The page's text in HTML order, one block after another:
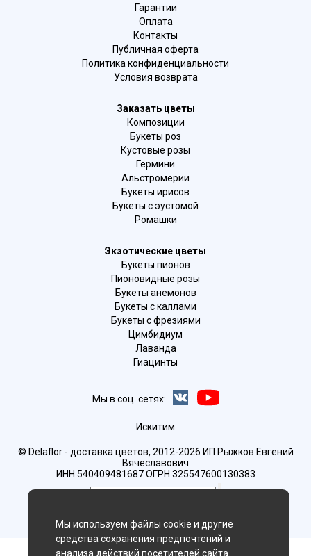
Гарантии
Оплата
Контакты
Публичная оферта
Политика конфиденциальности
Условия возврата
Заказать цветы
Композиции
Букеты роз
Кустовые розы
Гермини
Альстромерии
Букеты ирисов
Букеты с эустомой
Ромашки
Экзотические цветы
Букеты пионов
Пионовидные розы
Букеты анемонов
Букеты с каллами
Букеты с фрезиями
Цимбидиум
Лаванда
Гиацинты
Мы в соц. сетях:
Искитим
© Delaflor - доставка цветов, 2012-2026 ИП Рыжков Евгений
Вячеславович
ИНН 540409481687 ОГРН 325547600130383
Мы используем файлы cookie и другие
средства сохранения предпочтений и
анализа действий посетителей сайта.